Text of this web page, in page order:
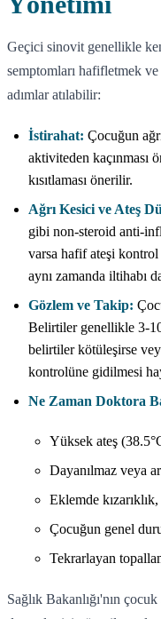
Geçici sinovit genellikle
semptomları hafifletmek
adımlar atılabilir:
İstirahat: Çocuğun
aktiviteden kaçınması
kısıtlaması önerilir.
Ağrı Kesici ve Ateş
gibi non-steroid anti-
varsa hafif ateşi
aynı zamanda iltihabı
Gözlem ve Takip:
Belirtiler genellikle 3-
belirtiler kötüleşirse
kontrolüne gidilmesi
Ne Zaman Doktora
Yüksek ateş
Dayanılmaz veya
Eklemde kızarıklık,
Çocuğun genel
Tekrarlayan
Sağlık Bakanlığı'nın